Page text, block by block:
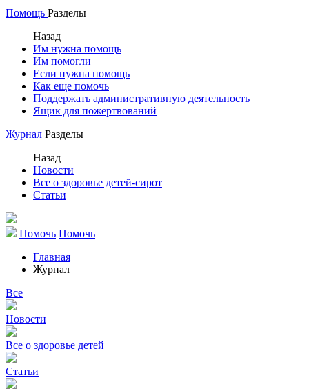
Помощь Разделы
Назад
Им нужна помощь
Им помогли
Если нужна помощь
Как еще помочь
Поддержать административную деятельность
Ящик для пожертвований
Журнал Разделы
Назад
Новости
Все о здоровье детей-сирот
Статьи
Помочь Помочь
Главная
Журнал
Все
Новости
Все о здоровье детей
Статьи